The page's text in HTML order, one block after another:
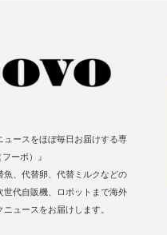
ュースをほぼ毎日お届けする専
ーボ）』
魚、代替卵、代替ミルクなどの
世代自販機、ロボットまで海外
ュースをお届けします。